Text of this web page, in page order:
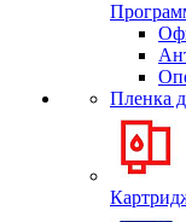
Пленка